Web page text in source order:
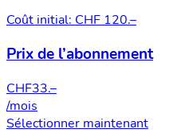
Coût initial: CHF 120.–
Prix de l’abonnement
CHF33.–
/mois
Sélectionner maintenant